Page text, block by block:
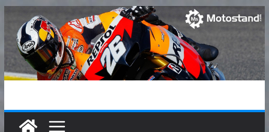
Passer
contenu